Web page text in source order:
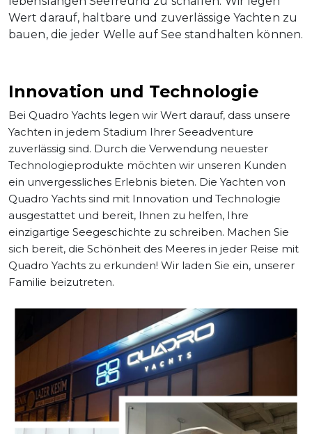
Modelle
Galerie
Nachrichten
Kontakt
Wert darauf, haltbare und zuverlässige Yachten zu
bauen, die jeder Welle auf See standhalten können.
Innovation und Technologie
Bei Quadro Yachts legen wir Wert darauf, dass unsere
Yachten in jedem Stadium Ihrer Seeadventure
zuverlässig sind. Durch die Verwendung neuester
Technologieprodukte möchten wir unseren Kunden
ein unvergessliches Erlebnis bieten. Die Yachten von
Quadro Yachts sind mit Innovation und Technologie
ausgestattet und bereit, Ihnen zu helfen, Ihre
einzigartige Seegeschichte zu schreiben. Machen Sie
sich bereit, die Schönheit des Meeres in jeder Reise mit
Quadro Yachts zu erkunden! Wir laden Sie ein, unserer
Familie beizutreten.